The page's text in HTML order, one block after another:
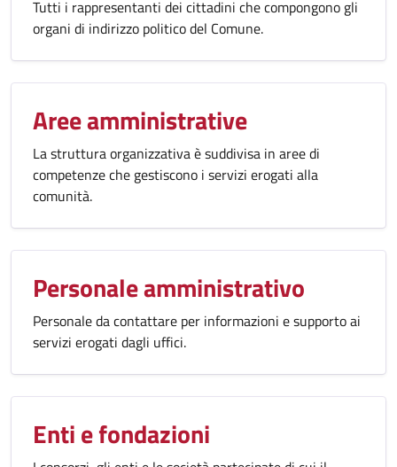
Tutti i rappresentanti dei cittadini che compongono gli
organi di indirizzo politico del Comune.
Aree amministrative
La struttura organizzativa è suddivisa in aree di
competenze che gestiscono i servizi erogati alla
comunità.
Personale amministrativo
Personale da contattare per informazioni e supporto ai
servizi erogati dagli uffici.
Enti e fondazioni